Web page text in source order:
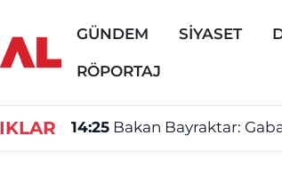
GÜNDEM SİYASET
RÖPORTAJ
14:25 Bakan Bayraktar: